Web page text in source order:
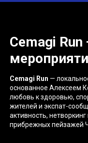
Cemagi
Cemagi Run —
основанное Алексеем
любовь к здоровью,
жителей и экспат-
активность,
прибрежных пейзажей